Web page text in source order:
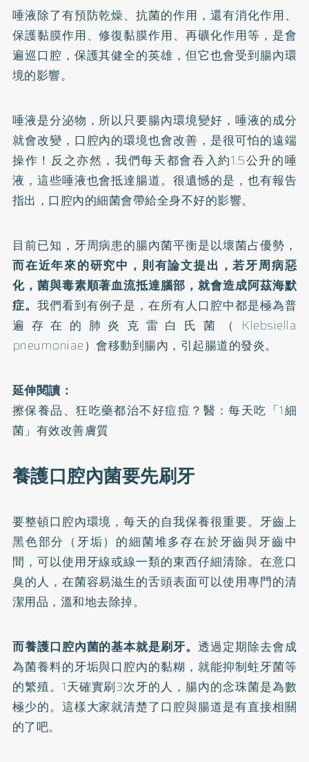
唾液除了有預防乾燥、抗菌的作用，還有消化作用、
保護黏膜作用、修復黏膜作用、再礦化作用等，是會
遍巡口腔，保護其健全的英雄，但它也會受到腸內環
境的影響。
唾液是分泌物，所以只要腸內環境變好，唾液的成分
就會改變，口腔內的環境也會改善，是很可怕的遠端
操作！反之亦然，我們每天都會吞入約1.5公升的唾
液，這些唾液也會抵達腸道。很遺憾的是，也有報告
指出，口腔內的細菌會帶給全身不好的影響。
目前已知，牙周病患的腸內菌平衡是以壞菌占優勢，
而在近年來的研究中，則有論文提出，若牙周病惡
化，菌與毒素順著血流抵達腦部，就會造成阿茲海默
症。 我們看到有例子是，在所有人口腔中都是極為普
遍存在的肺炎克雷白氏菌（Klebsiella
pneumoniae）會移動到腸內，引起腸道的發炎。
延伸閱讀：
擦保養品、狂吃藥都治不好痘痘？醫：每天吃「1細
菌」有效改善膚質
養護口腔內菌要先刷牙
要整頓口腔內環境，每天的自我保養很重要。牙齒上
黑色部分（牙垢）的細菌堆多存在於牙齒與牙齒中
間，可以使用牙線或線一類的東西仔細清除。在意口
臭的人，在菌容易滋生的舌頭表面可以使用專門的清
潔用品，溫和地去除掉。
而養護口腔內菌的基本就是刷牙。透過定期除去會成
為菌養料的牙垢與口腔內的黏糊，就能抑制蛀牙菌等
的繁殖。1天確實刷3次牙的人，腸內的念珠菌是為數
極少的。這樣大家就清楚了口腔與腸道是有直接相關
的了吧。